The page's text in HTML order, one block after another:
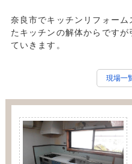
奈良市でキッチンリフォー
たキッチンの解体からです
ていきます。
現場一